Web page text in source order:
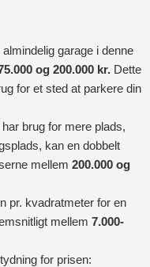
almindelig garage i denne
og 200.000 kr. Dette
for et sted at parkere din
brug for mere plads,
kan en dobbelt
mellem 200.000 og
pr. kvadratmeter for en
mellem 7.000-
for prisen: